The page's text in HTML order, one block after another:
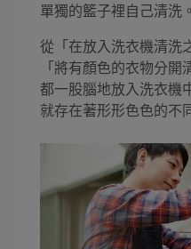
單獨的籃子裡自己清洗
從「在放入洗衣機清洗
「將有顏色的衣物分
都一股腦地放入洗衣機
就存在著形形色色的不